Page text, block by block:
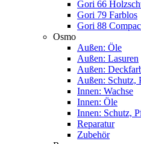
Gori 66
Gori 79 Farblos
Gori 88
Osmo
Außen: Öle
Außen: Lasuren
Außen:
Außen: Schutz,
Innen: Wachse
Innen: Öle
Innen: Schutz,
Reparatur
Zubehör